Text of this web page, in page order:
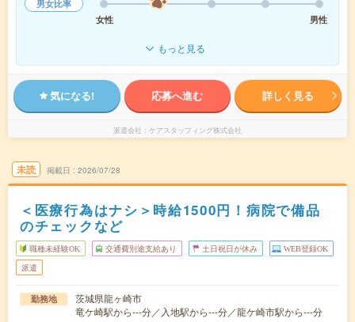
男女比率
女性
男性
もっと見る
気になる! 応募へ進む 詳しく見る
派遣会社 ケアスタッフィング株式会社
未読 掲載日 2026/07/28
＜医療行為はナシ＞時給1500円！病院で備品
のチェックなど
職種未経験OK 交通費別途支給あり 土日祝日が休み WEB登録OK
派遣
勤務地
茨城県龍ヶ崎市
竜ケ崎駅から---分／入地駅から---分／龍ケ崎市駅から---分